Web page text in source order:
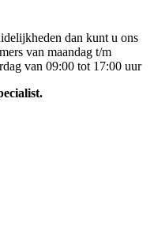
dan kunt u ons
van maandag t/m
van 09:00 tot 17:00 uur